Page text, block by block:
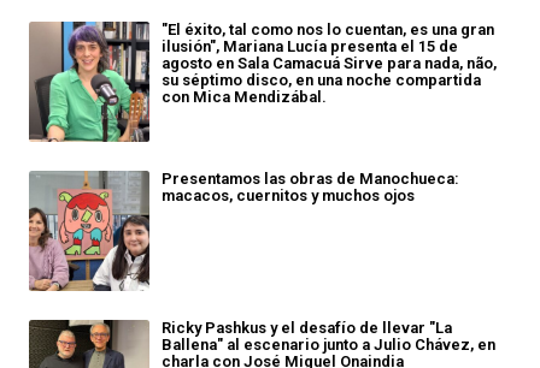
"El éxito, tal como nos lo cuentan, es una gran
ilusión", Mariana Lucía presenta el 15 de
agosto en Sala Camacuá Sirve para nada, não,
su séptimo disco, en una noche compartida
con Mica Mendizábal.
Presentamos las obras de Manochueca:
macacos, cuernitos y muchos ojos
Ricky Pashkus y el desafío de llevar "La
Ballena" al escenario junto a Julio Chávez, en
charla con José Miguel Onaindia